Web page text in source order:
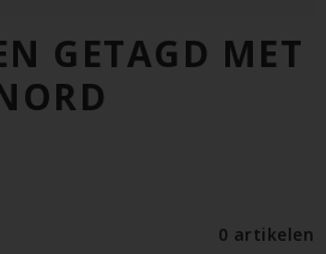
GETAGD MET
0 artikelen